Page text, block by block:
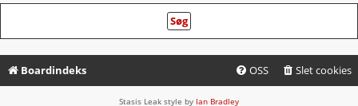
Boardindeks Slet cookies
OSS
Stasis Leak style by Ian Bradley